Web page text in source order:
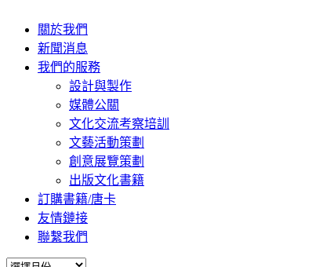
關於我們
新聞消息
我們的服務
設計與製作
媒體公關
文化交流考察培訓
文藝活動策劃
創意展覽策劃
出版文化書籍
訂購書籍/唐卡
友情鏈接
聯繫我們